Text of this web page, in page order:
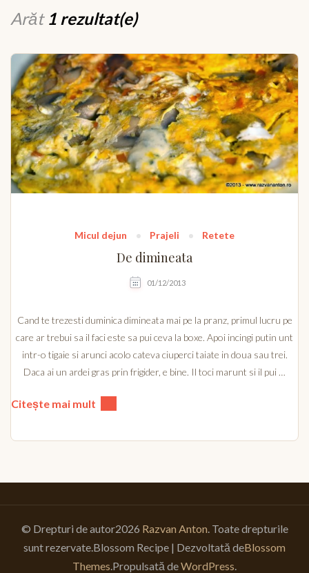
Arăt 1 rezultat(e)
Micul dejun Prajeli Retete
De dimineata
01/12/2013
Cand te trezesti duminica dimineata mai pe la pranz, primul lucru pe
care ar trebui sa il faci este sa pui ceva la boxe. Apoi incingi putin unt
intr-o tigaie si arunci acolo cateva ciuperci taiate in doua sau trei.
Daca ai un ardei gras prin frigider, e bine. Il toci marunt si il pui …
Citește mai mult
© Drepturi de autor2026 Razvan Anton . Toate drepturile
sunt rezervate. Blossom Recipe | Dezvoltată deBlossom
Themes .Propulsată deWordPress